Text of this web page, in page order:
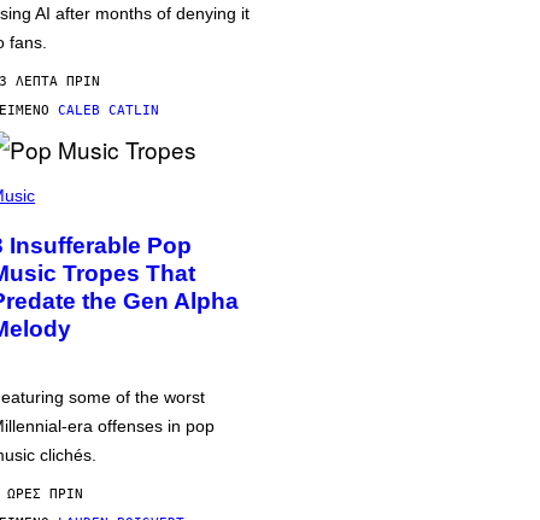
AI after months of denying it
fans.
ΛΕΠΤΆ ΠΡΙΝ
CALEB CATLIN
Insufferable Pop
Tropes That
the Gen Alpha
some of the worst
era offenses in pop
clichés.
ΏΡΕΣ ΠΡΙΝ